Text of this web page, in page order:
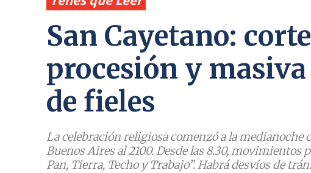
San Cayetano:
procesión y
de fieles
La celebración religiosa comenzó a la medianoche
Buenos Aires al 2100. Desde las 8.30, movimientos
Pan, Tierra, Techo y Trabajo”. Habrá desvíos de